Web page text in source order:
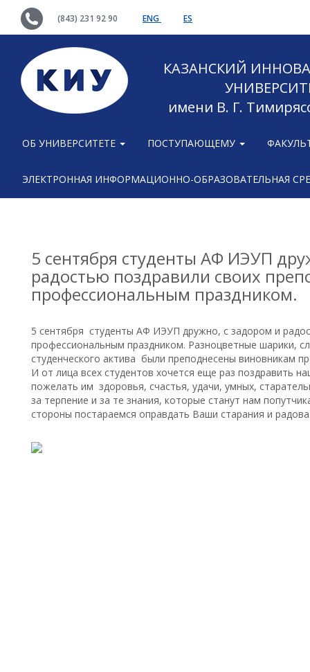
(843) 231 92 90 ENG ES
КАЗАНСКИЙ
имени В. Г.
ОБ УНИВЕРСИТЕТЕ ПОСТУПАЮЩЕМУ
ЭЛЕКТРОННАЯ ИНФОРМАЦИОННО-ОБРАЗОВАТЕЛЬНАЯ
5 сентября студенты АФ ИЭУП
радостью поздравили своих
профессиональным праздником.
5 сентября студенты АФ ИЭУП дружно, с задором и
профессиональным праздником. Разноцветные шарики,
студенческого актива были преподнесены виновникам
И от лица всех студентов хочется еще раз поздравить
пожелать им здоровья, счастья, удачи, умных,
за терпение и за те знания, которые станут нам
стороны постараемся оправдать Ваши старания и